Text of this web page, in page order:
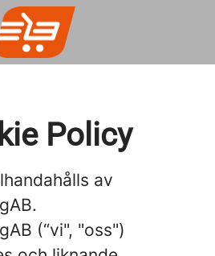
Policy
av
(“vi", "oss")